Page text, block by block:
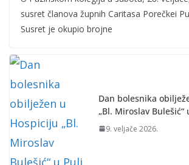
susret članova župnih Caritasa Porečkei
Susret je okupio brojne
Dan bolesnika
„Bl. Miroslav Bulešić“
9. veljače 2026.